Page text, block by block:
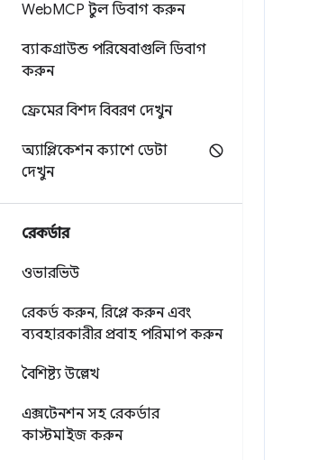
WebMCP টুল ডিবাগ করুন
ব্যাকগ্রাউন্ড পরিষেবাগুলি ডিবাগ
করুন
ফ্রেমের বিশদ বিবরণ দেখুন
অ্যাপ্লিকেশন ক্যাশে ডেটা
দেখুন
রেকর্ডার
ওভারভিউ
রেকর্ড করুন, রিপ্লে করুন এবং
ব্যবহারকারীর প্রবাহ পরিমাপ করুন
বৈশিষ্ট্য উল্লেখ
এক্সটেনশন সহ রেকর্ডার
কাস্টমাইজ করুন